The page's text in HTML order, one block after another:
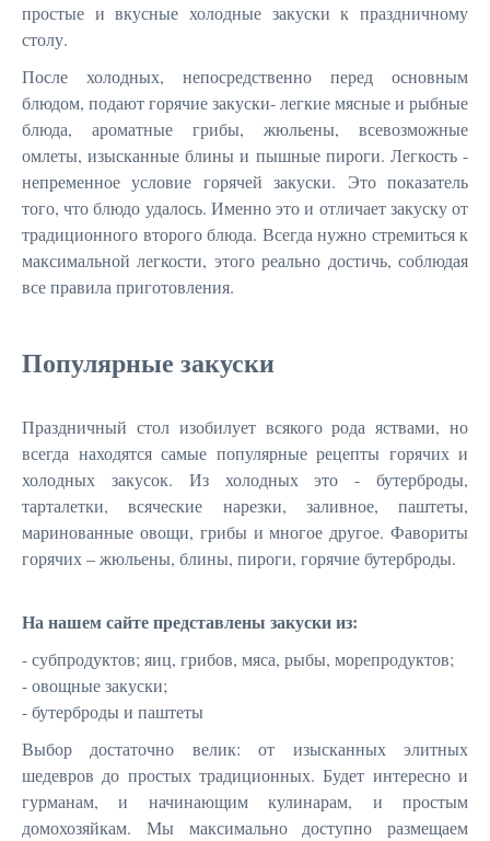
простые и вкусные холодные закуски к праздничному
столу.
После холодных, непосредственно перед основным
блюдом, подают горячие закуски- легкие мясные и рыбные
блюда, ароматные грибы, жюльены, всевозможные
омлеты, изысканные блины и пышные пироги. Легкость -
непременное условие горячей закуски. Это показатель
того, что блюдо удалось. Именно это и отличает закуску от
традиционного второго блюда. Всегда нужно стремиться к
максимальной легкости, этого реально достичь, соблюдая
все правила приготовления.
Популярные закуски
Праздничный стол изобилует всякого рода яствами, но
всегда находятся самые популярные рецепты горячих и
холодных закусок. Из холодных это - бутерброды,
тарталетки, всяческие нарезки, заливное, паштеты,
маринованные овощи, грибы и многое другое. Фавориты
горячих – жюльены, блины, пироги, горячие бутерброды.
На нашем сайте представлены закуски из:
- субпродуктов; яиц, грибов, мяса, рыбы, морепродуктов;
- овощные закуски;
- бутерброды и паштеты
Выбор достаточно велик: от изысканных элитных
шедевров до простых традиционных. Будет интересно и
гурманам, и начинающим кулинарам, и простым
домохозяйкам. Мы максимально доступно размещаем